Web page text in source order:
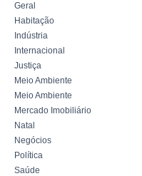
Geral
Habitação
Indústria
Internacional
Justiça
Meio Ambiente
Meio Ambiente
Mercado Imobiliário
Natal
Negócios
Política
Saúde